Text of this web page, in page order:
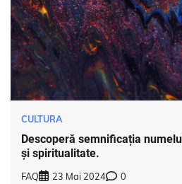
CULTURA
Descoperă semnificația
și spiritualitate.
FAQ 23 Mai 2024 0